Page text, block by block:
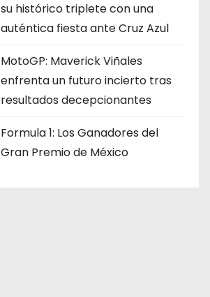
su histórico triplete con una
auténtica fiesta ante Cruz Azul
MotoGP: Maverick Viñales
enfrenta un futuro incierto tras
resultados decepcionantes
Formula 1: Los Ganadores del
Gran Premio de México